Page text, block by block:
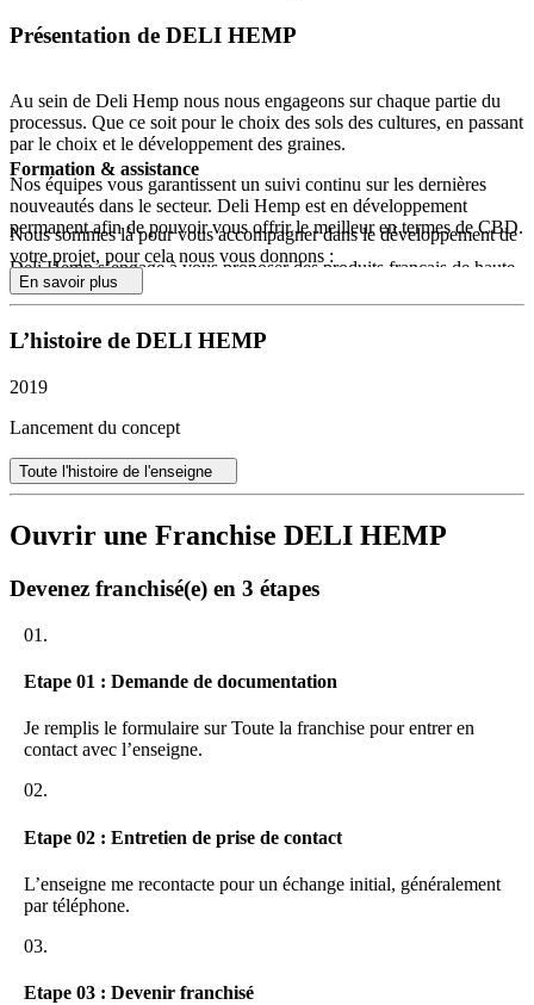
Présentation de DELI HEMP
Au sein de Deli Hemp nous nous engageons sur chaque partie du
processus. Que ce soit pour le choix des sols des cultures, en passant
par le choix et le développement des graines.
Nos équipes vous garantissent un suivi continu sur les dernières
nouveautés dans le secteur. Deli Hemp est en développement
permanent afin de pouvoir vous offrir le meilleur en termes de CBD.
Deli Hemp s’engage à vous proposer des produits français de haute
qualité. Notre laboratoire agrée s’engage à vous livrer des produits
testés et certifiés.
Accompagnement et formation personnalisés
Deli Hemp place l’accompagnement de ses franchisés au cœur de
déployé afin d’assurer la maîtrise de tous les aspects du métier, du
réglementaire aux techniques de vente. Un suivi régulier et des
modules de formation continue permettent à chaque partenaire de
rester en phase avec les évolutions du secteur et les attentes de la
La marque présente une gamme de produits étendue allant des
tous élaborés à partir de plants cultivés en France. Les produits Deli
conformité et leur efficacité, répondant ainsi aux attentes d’une
Positionnement sur le marché du CBD
Active sur un marché en pleine expansion, la franchise Deli Hemp a
de son réseau. Sa stratégie combine innovation produit, respect de la
réglementation et savoir-faire commercial pour assurer une
croissance solide, tant au niveau national que local. Les boutiques
du réseau se distinguent notamment par leur conseil personnalisé et
leur engagement à faire évoluer l’image du CBD en France.
Formation & assistance
Nous sommes là pour vous accompagner dans le développement de
votre projet, pour cela nous vous donnons :
Accès au service de centrale d’achat, l’assistance quotidienne
L’accompagnement dans la gestion,
client.
En savoir plus
L’histoire de DELI HEMP
2019
Lancement du concept
Toute l'histoire de l'enseigne
Ouvrir une Franchise DELI HEMP
Devenez franchisé(e) en 3 étapes
01.
Etape 01 : Demande de documentation
Je remplis le formulaire sur Toute la franchise pour entrer en
contact avec l’enseigne.
02.
Etape 02 : Entretien de prise de contact
L’enseigne me recontacte pour un échange initial, généralement
par téléphone.
03.
Etape 03 : Devenir franchisé